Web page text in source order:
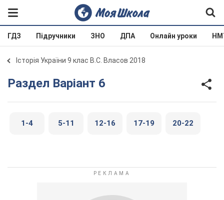
ГДЗ Підручники ЗНО ДПА Онлайн уроки
Історія України 9 клас В.С. Власов 2018
Раздел Варіант 6
1-4 5-11 12-16 17-19 20-22